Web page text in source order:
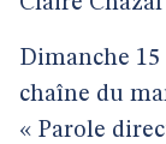
Dimanche
chaîne du
« Parole